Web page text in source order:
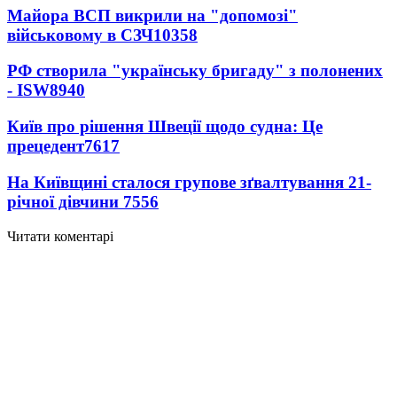
Майора ВСП викрили на "допомозі"
військовому в СЗЧ10358
РФ створила "українську бригаду" з полонених
- ISW8940
Київ про рішення Швеції щодо судна: Це
прецедент7617
На Київщині сталося групове зґвалтування 21-
річної дівчини 7556
Читати коментарі